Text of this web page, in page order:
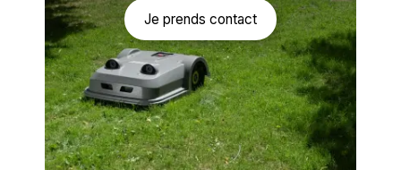
Je prends contact